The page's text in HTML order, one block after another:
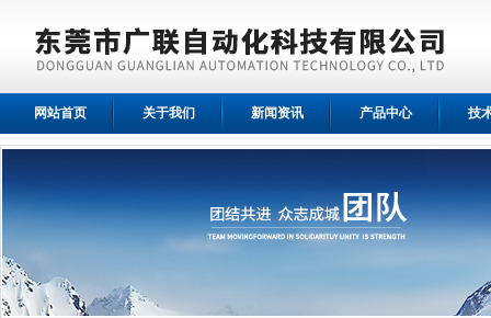
网站首页 关于我们 新闻资讯 产品中心 技